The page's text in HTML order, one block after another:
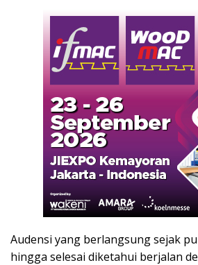
Audensi yang berlangsung sejak
hingga selesai diketahui berjalan